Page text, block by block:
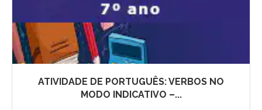
ATIVIDADE DE PORTUGUÊS: VERBOS NO
MODO INDICATIVO –...